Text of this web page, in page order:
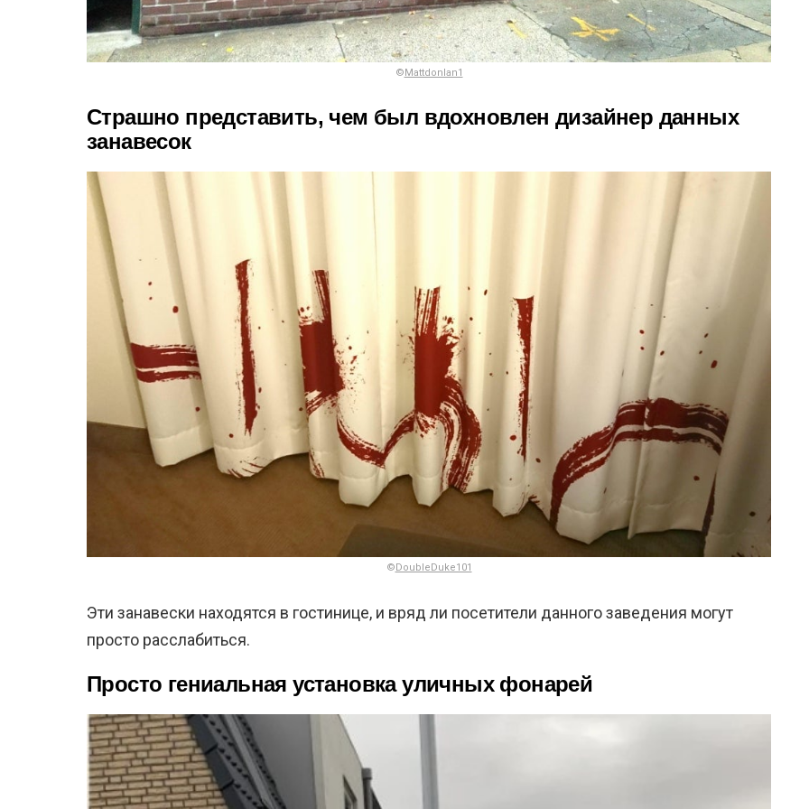
© Mattdonlan1
Страшно представить, чем был вдохновлен дизайнер данных
занавесок
©DoubleDuke101
Эти занавески находятся в гостинице, и вряд ли посетители данного заведения могут
просто расслабиться.
Просто гениальная установка уличных фонарей